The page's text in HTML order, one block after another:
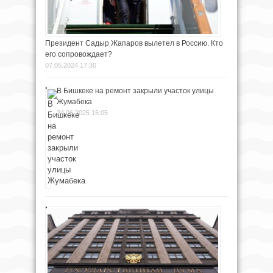
Президент Садыр Жапаров вылетел в Россию. Кто
его сопровождает?
07.05.2024 17:30
В Бишкеке на ремонт закрыли участок улицы
Жумабека
24.06.2025 15:05